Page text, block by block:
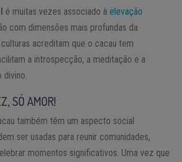
é muitas vezes associado à elevação
com dimensões mais profundas da
acreditam que o cacau tem
a introspecção, a meditação e a
SÓ AMOR!
também têm um aspecto social
ser usadas para reunir comunidades,
momentos significativos. Uma vez que